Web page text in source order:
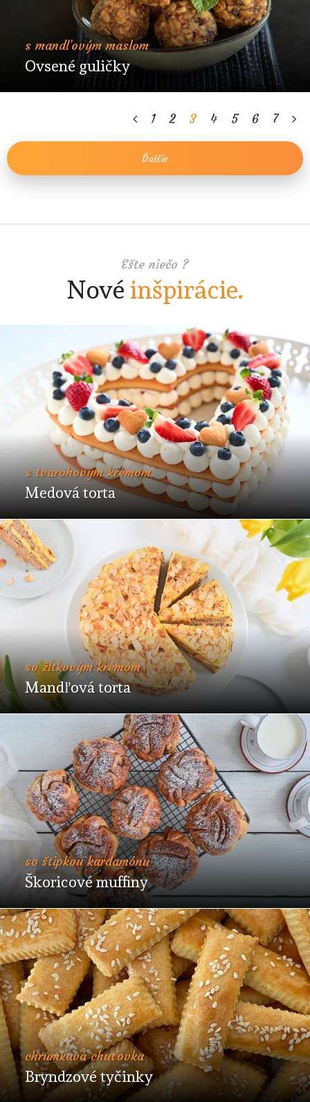
s mandľovým maslom
Ovsené guličky
1 2 3 4 5 6 7
Ďalšie
Ešte niečo ?
Nové inšpirácie.
s tvarohovým krémom
Medová torta
so žĺtkovým krémom
Mandľová torta
so štipkou kardamónu
Škoricové muffiny
chrumkavá chuťovka
Bryndzové tyčinky